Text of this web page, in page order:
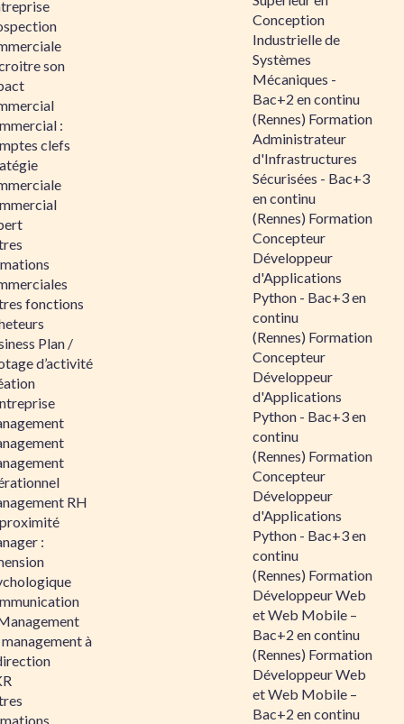
son
:
clefs
fonctions
Plan /
d’activité
RH
:
à
Conception
Industrielle de
Systèmes
Mécaniques -
Bac+2 en continu
(Rennes) Formation
Administrateur
d'Infrastructures
Sécurisées - Bac+3
en continu
(Rennes) Formation
Concepteur
Développeur
d'Applications
Python - Bac+3 en
continu
(Rennes) Formation
Concepteur
Développeur
d'Applications
Python - Bac+3 en
continu
(Rennes) Formation
Concepteur
Développeur
d'Applications
Python - Bac+3 en
continu
(Rennes) Formation
Développeur Web
et Web Mobile –
Bac+2 en continu
(Rennes) Formation
Développeur Web
et Web Mobile –
Bac+2 en continu